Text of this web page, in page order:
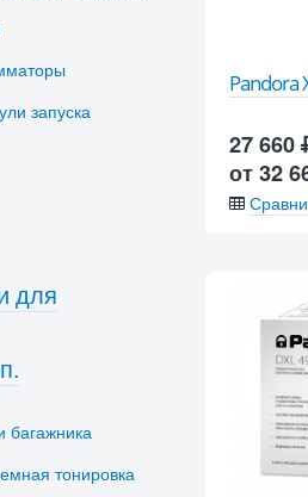
Pandora
27 660
от 32
запуска
для
багажника
тонировка